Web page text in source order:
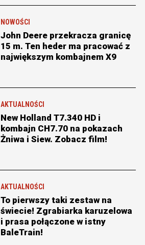
NOWOŚCI
John Deere przekracza granicę
15 m. Ten heder ma pracować z
największym kombajnem X9
AKTUALNOŚCI
New Holland T7.340 HD i
kombajn CH7.70 na pokazach
Żniwa i Siew. Zobacz film!
AKTUALNOŚCI
To pierwszy taki zestaw na
świecie! Zgrabiarka karuzelowa
i prasa połączone w istny
BaleTrain!